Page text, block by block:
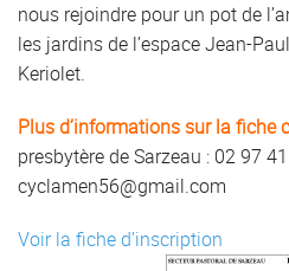
nous rejoindre pour un pot de
les jardins de l’espace Jean-
Keriolet.
Plus d’informations sur la fiche
presbytère de Sarzeau : 02 97
cyclamen56@gmail.com
Voir la fiche d’inscription